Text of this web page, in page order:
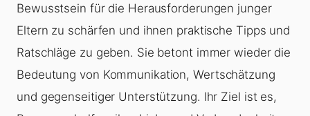
Bewusstsein für die Herausforderungen junger
Eltern zu schärfen und ihnen praktische Tipps und
Ratschläge zu geben. Sie betont immer wieder die
Bedeutung von Kommunikation, Wertschätzung
und gegenseitiger Unterstützung. Ihr Ziel ist es,